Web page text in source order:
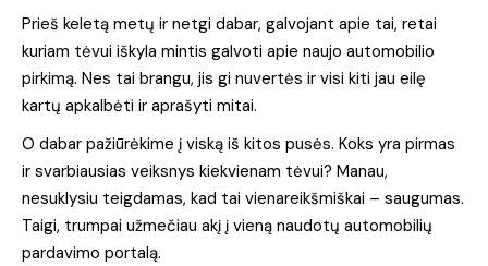
Prieš keletą metų ir netgi dabar, galvojant apie tai, retai
kuriam tėvui iškyla mintis galvoti apie naujo automobilio
pirkimą. Nes tai brangu, jis gi nuvertės ir visi kiti jau eilę
kartų apkalbėti ir aprašyti mitai.
O dabar pažiūrėkime į viską iš kitos pusės. Koks yra pirmas
ir svarbiausias veiksnys kiekvienam tėvui? Manau,
nesuklysiu teigdamas, kad tai vienareikšmiškai – saugumas.
Taigi, trumpai užmečiau akį į vieną naudotų automobilių
pardavimo portalą.